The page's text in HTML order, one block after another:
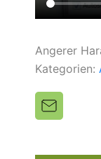
Angerer
Kategorien: